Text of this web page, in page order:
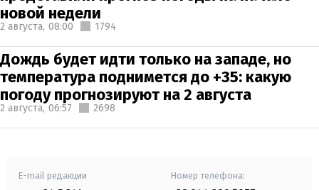
новой недели
2 августа, 08:00 1794
Дождь будет идти только на западе, но
температура поднимется до +35: какую
погоду прогнозируют на 2 августа
2 августа, 06:57 2698
E-mail редакции Номер телефона: